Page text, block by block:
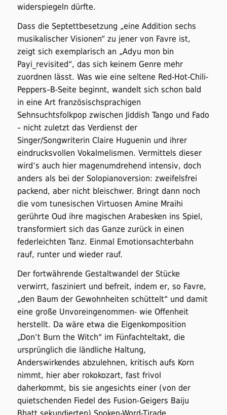
widerspiegeln dürfte.
Dass die Septettbesetzung „eine Addition sechs
musikalischer Visionen“ zu jener von Favre ist,
zeigt sich exemplarisch an „Adyu mon bin
Payi_revisited“, das sich keinem Genre mehr
zuordnen lässt. Was wie eine seltene Red-Hot-Chili-
Peppers–B-Seite beginnt, wandelt sich schon bald
in eine Art französischsprachigen
Sehnsuchtsfolkpop zwischen Jiddish Tango und Fado
– nicht zuletzt das Verdienst der
Singer/Songwriterin Claire Huguenin und ihrer
eindrucksvollen Vokalmelismen. Vermittels dieser
wird’s auch hier magenumdrehend intensiv, doch
anders als bei der Solopianoversion: zweifelsfrei
packend, aber nicht bleischwer. Bringt dann noch
die vom tunesischen Virtuosen Amine Mraihi
gerührte Oud ihre magischen Arabesken ins Spiel,
transformiert sich das Ganze zurück in einen
federleichten Tanz. Einmal Emotionsachterbahn
rauf, runter und wieder rauf.
Der fortwährende Gestaltwandel der Stücke
verwirrt, fasziniert und befreit, indem er, so Favre,
„den Baum der Gewohnheiten schüttelt“ und damit
eine große Unvoreingenommen- wie Offenheit
herstellt. Da wäre etwa die Eigenkomposition
„Don’t Burn the Witch“ im Fünfachteltakt, die
ursprünglich die ländliche Haltung,
Anderswirkendes abzulehnen, kritisch aufs Korn
nimmt, hier aber rokokozart, fast frivol
daherkommt, bis sie angesichts einer (von der
quietschenden Fiedel des Fusion-Geigers Baiju